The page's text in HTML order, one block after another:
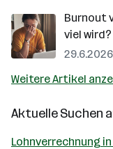
Burnout
viel wird?
29.6.2026
Weitere Artikel
Aktuelle Suchen
Lohnverrechnung